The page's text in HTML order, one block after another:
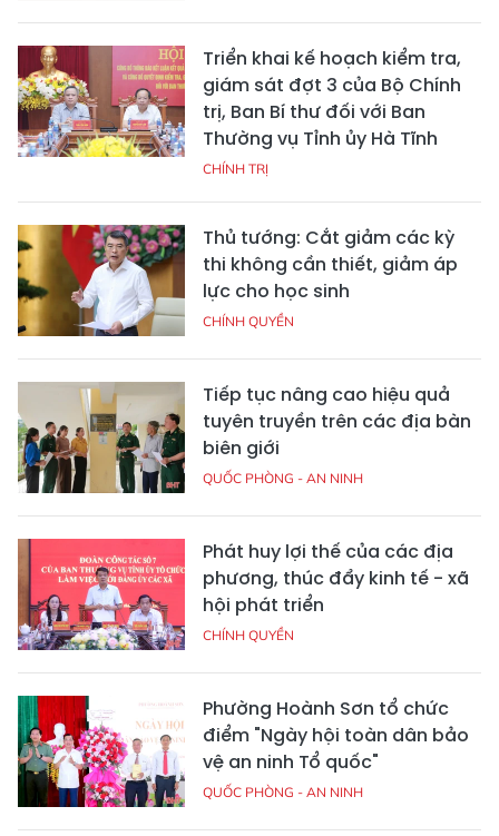
Triển khai kế hoạch kiểm tra,
giám sát đợt 3 của Bộ Chính
trị, Ban Bí thư đối với Ban
Thường vụ Tỉnh ủy Hà Tĩnh
CHÍNH TRỊ
Thủ tướng: Cắt giảm các kỳ
thi không cần thiết, giảm áp
lực cho học sinh
CHÍNH QUYỀN
Tiếp tục nâng cao hiệu quả
tuyên truyền trên các địa bàn
biên giới
QUỐC PHÒNG - AN NINH
Phát huy lợi thế của các địa
phương, thúc đẩy kinh tế - xã
hội phát triển
CHÍNH QUYỀN
Phường Hoành Sơn tổ chức
điểm "Ngày hội toàn dân bảo
vệ an ninh Tổ quốc"
QUỐC PHÒNG - AN NINH